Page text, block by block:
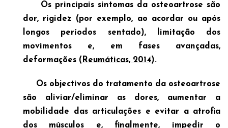
Os principais sintomas da osteoartrose são
dor, rigidez (por exemplo, ao acordar ou após
longos períodos sentado), limitação dos
movimentos e, em fases avançadas,
deformações ( Reumáticas, 2014).
Os objectivos do tratamento da osteoartrose
são aliviar/eliminar as dores, aumentar a
mobilidade das articulações e evitar a atrofia
dos músculos e, finalmente, impedir o